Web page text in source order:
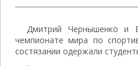
Дмитрий Чернышенко и
чемпионате мира по
состязании одержали